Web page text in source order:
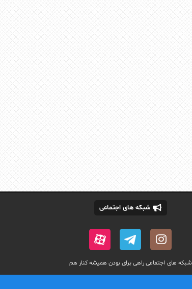
شبکه های اجتماعی
شبکه های اجتماعی راهی برای بودن همیشه کنار هم